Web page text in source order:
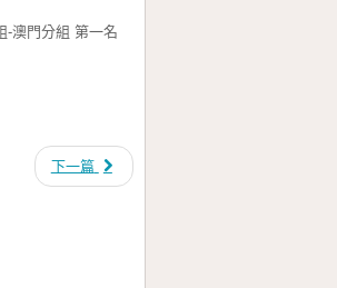
澳門分組 第一名
下一篇